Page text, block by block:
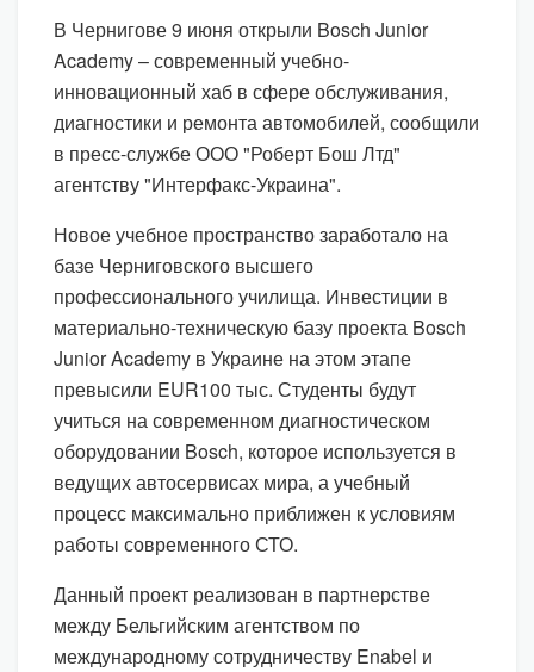
В Чернигове 9 июня открыли Bosch Junior
Academy – современный учебно-
инновационный хаб в сфере обслуживания,
диагностики и ремонта автомобилей, сообщили
в пресс-службе ООО "Роберт Бош Лтд"
агентству "Интерфакс-Украина".
Новое учебное пространство заработало на
базе Черниговского высшего
профессионального училища. Инвестиции в
материально-техническую базу проекта Bosch
Junior Academy в Украине на этом этапе
превысили EUR100 тыс. Студенты будут
учиться на современном диагностическом
оборудовании Bosch, которое используется в
ведущих автосервисах мира, а учебный
процесс максимально приближен к условиям
работы современного СТО.
Данный проект реализован в партнерстве
между Бельгийским агентством по
международному сотрудничеству Enabel и